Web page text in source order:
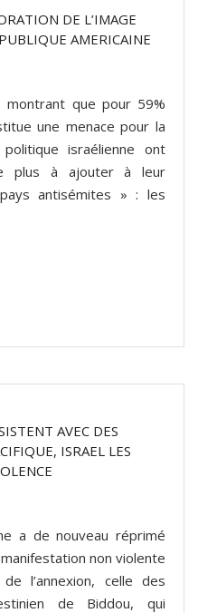
DE L’IMAGE
AMERICAINE
que pour 59%
une menace pour la
israélienne ont
plus à ajouter à leur
antisémites » : les
AVEC DES
ISRAEL LES
a de nouveau réprimé
non violente
l’annexion, celle des
de Biddou, qui